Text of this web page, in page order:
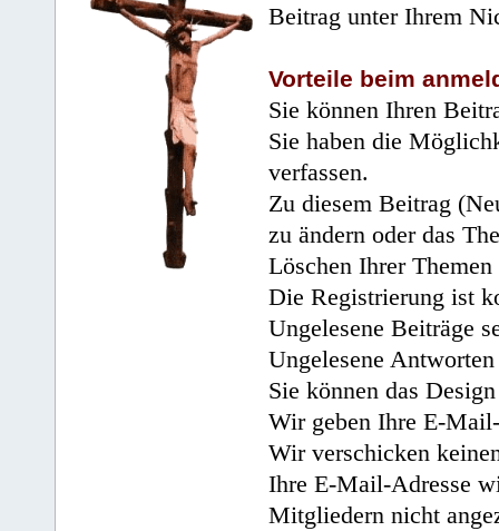
Beitrag unter Ihrem
Vorteile beim
Sie können Ihren
Sie haben die
verfassen.
Zu diesem Beitrag
zu ändern oder das
Löschen Ihrer
Die Registrierung ist
Ungelesene Beiträge
Ungelesene
Sie können das
Wir geben Ihre E-
Wir verschicken
Ihre E-Mail-Adresse
Mitgliedern nicht